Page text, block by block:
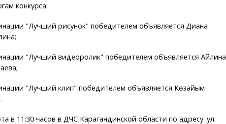
конкурса:
"Лучший рисунок" победителем объявляется Диана
"Лучший видеоролик" победителем объявляется Айлина
"Лучший клип" победителем объявляется Көзайым
в 11:30 часов в ДЧС Карагандинской области по адресу: ул.